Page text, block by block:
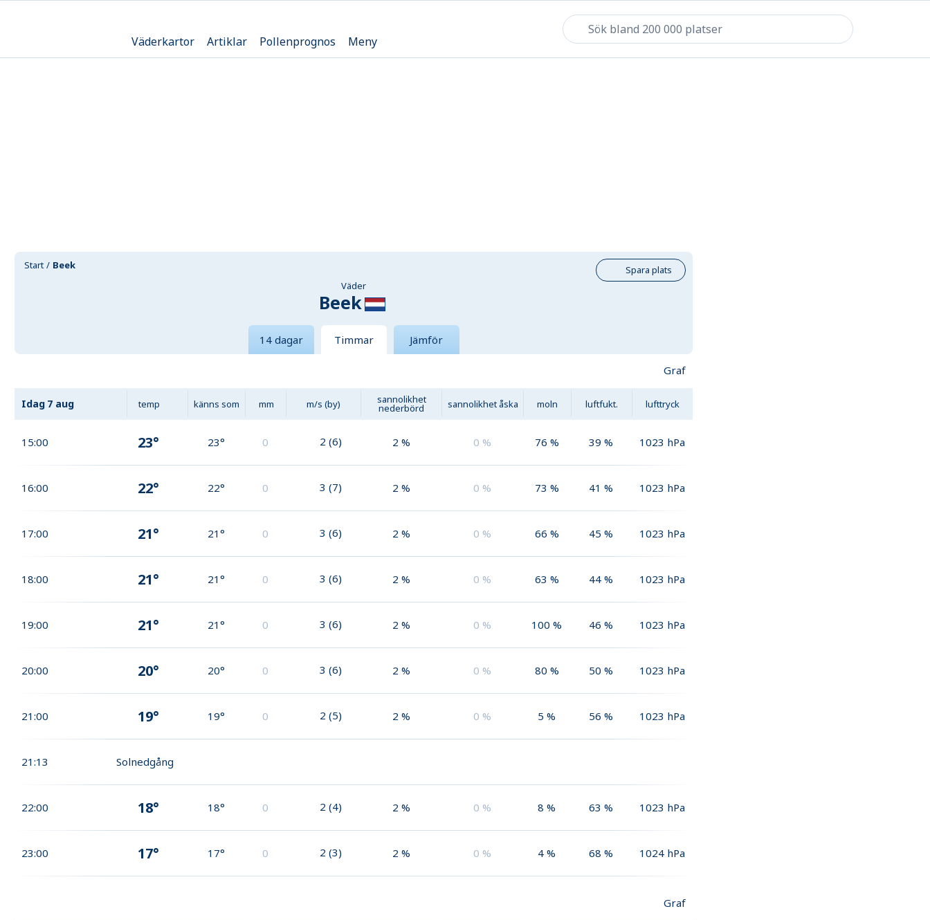
Väderkartor Artiklar Pollenprognos Meny
Start Beek
Spara plats
Väder
Beek
14 dagar Timmar Jämför
Graf
Idag 7 aug temp känns som mm m/s (by) sannolikhet
nederbörd sannolikhet åska moln luftfukt. lufttryck
15:00 23° 23° 0 2 (6) 2 % 0 % 76 % 39 % 1023 hPa
16:00 22° 22° 0 3 (7) 2 % 0 % 73 % 41 % 1023 hPa
17:00 21° 21° 0 3 (6) 2 % 0 % 66 % 45 % 1023 hPa
18:00 21° 21° 0 3 (6) 2 % 0 % 63 % 44 % 1023 hPa
19:00 21° 21° 0 3 (6) 2 % 0 % 100 % 46 % 1023 hPa
20:00 20° 20° 0 3 (6) 2 % 0 % 80 % 50 % 1023 hPa
21:00 19° 19° 0 2 (5) 2 % 0 % 5 % 56 % 1023 hPa
21:13 Solnedgång
22:00 18° 18° 0 2 (4) 2 % 0 % 8 % 63 % 1023 hPa
23:00 17° 17° 0 2 (3) 2 % 0 % 4 % 68 % 1024 hPa
Graf